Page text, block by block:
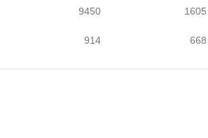
1605
668
9450
914